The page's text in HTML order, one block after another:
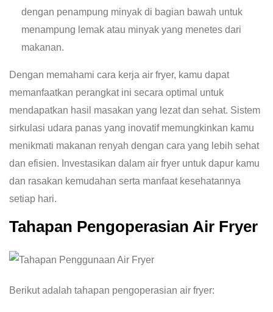
dengan penampung minyak di bagian bawah untuk
menampung lemak atau minyak yang menetes dari
makanan.
Dengan memahami cara kerja air fryer, kamu dapat
memanfaatkan perangkat ini secara optimal untuk
mendapatkan hasil masakan yang lezat dan sehat. Sistem
sirkulasi udara panas yang inovatif memungkinkan kamu
menikmati makanan renyah dengan cara yang lebih sehat
dan efisien. Investasikan dalam air fryer untuk dapur kamu
dan rasakan kemudahan serta manfaat kesehatannya
setiap hari.
Tahapan Pengoperasian Air Fryer
Berikut adalah tahapan pengoperasian air fryer: